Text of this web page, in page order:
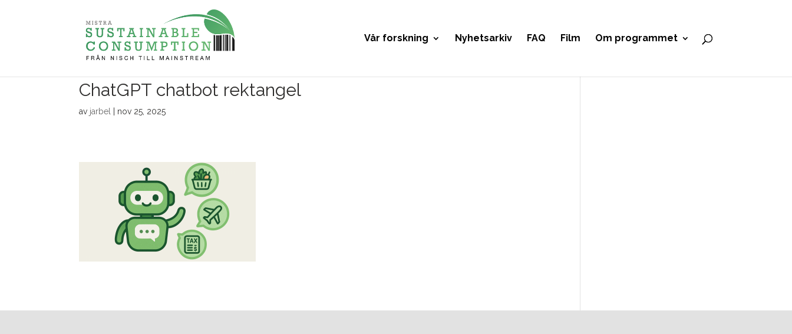
Vår forskning Nyhetsarkiv FAQ Film Om programmet
ChatGPT chatbot rektangel
av jarbel nov 25, 2025